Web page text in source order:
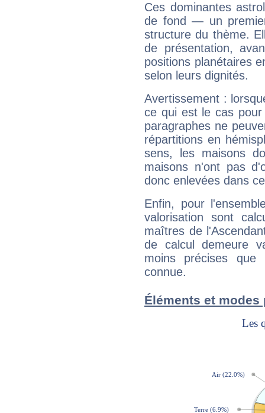
Ces dominantes
de fond — un
structure du thème.
de présentation,
positions planétaires
selon leurs dignités.
Avertissement :
ce qui est le cas
paragraphes ne
répartitions en
sens, les maisons
maisons n'ont pas
donc enlevées dans
Enfin, pour
valorisation sont
maîtres de
de calcul demeure
moins précises que
connue.
Éléments et modes